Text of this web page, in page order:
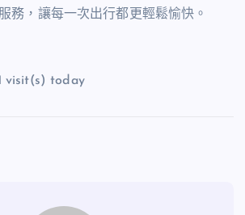
務，讓每一次出行都更輕鬆愉快。
visit(s) today